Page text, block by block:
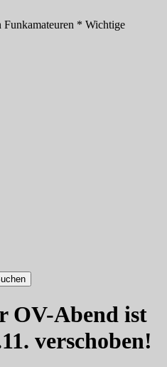
* Wichtige
OV-Abend ist
verschoben!